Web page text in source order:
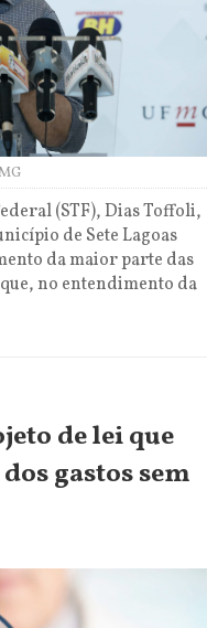
(STF), Dias Toffoli,
de Sete Lagoas
da maior parte das
no entendimento da
de lei que
gastos sem